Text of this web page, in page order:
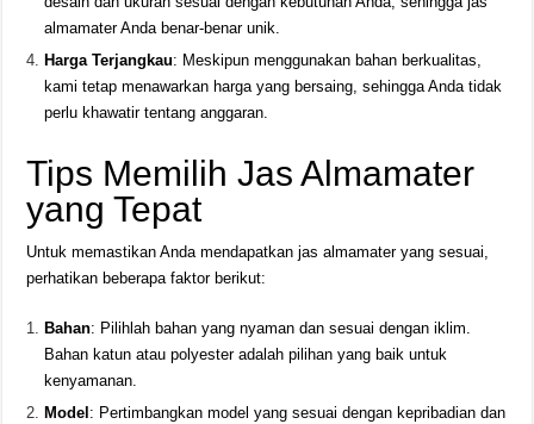
almamater Anda benar-benar unik.
Harga Terjangkau: Meskipun menggunakan bahan berkualitas,
kami tetap menawarkan harga yang bersaing, sehingga Anda tidak
perlu khawatir tentang anggaran.
Tips Memilih Jas Almamater
yang Tepat
Untuk memastikan Anda mendapatkan jas almamater yang sesuai,
perhatikan beberapa faktor berikut:
Bahan: Pilihlah bahan yang nyaman dan sesuai dengan iklim.
Bahan katun atau polyester adalah pilihan yang baik untuk
kenyamanan.
Model : Pertimbangkan model yang sesuai dengan kepribadian dan